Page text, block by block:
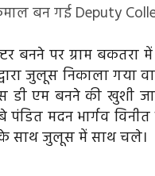
बन गई Deputy
बनने पर ग्राम
जुलूस निकाला
एम बनने की खुशी
मदन भार्गव विनीत
साथ जुलूस में साथ चले।